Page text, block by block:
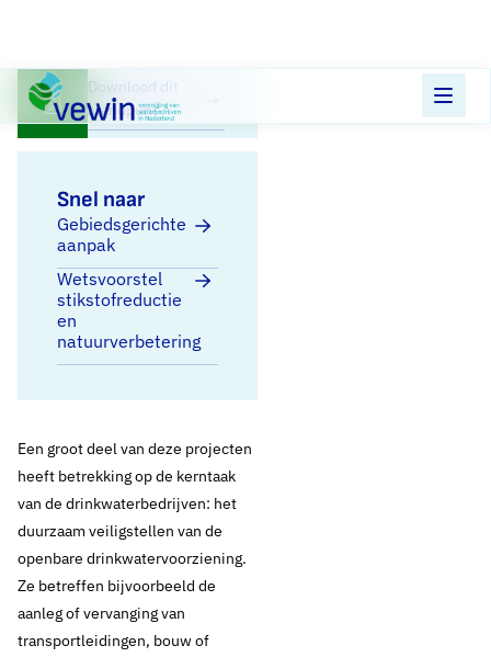
Direct naar content
Terug naar de startpagina
Download dit
standpunt
Snel naar
Gebiedsgerichte
aanpak
Wetsvoorstel
stikstofreductie
en
natuurverbetering
Een groot deel van deze projecten
heeft betrekking op de kerntaak
van de drinkwaterbedrijven: het
duurzaam veiligstellen van de
openbare drinkwatervoorziening.
Ze betreffen bijvoorbeeld de
aanleg of vervanging van
transportleidingen, bouw of